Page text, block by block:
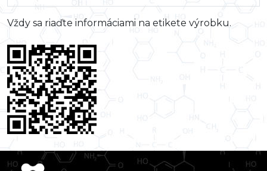
Vždy sa riaďte informáciami na etikete výrobku.